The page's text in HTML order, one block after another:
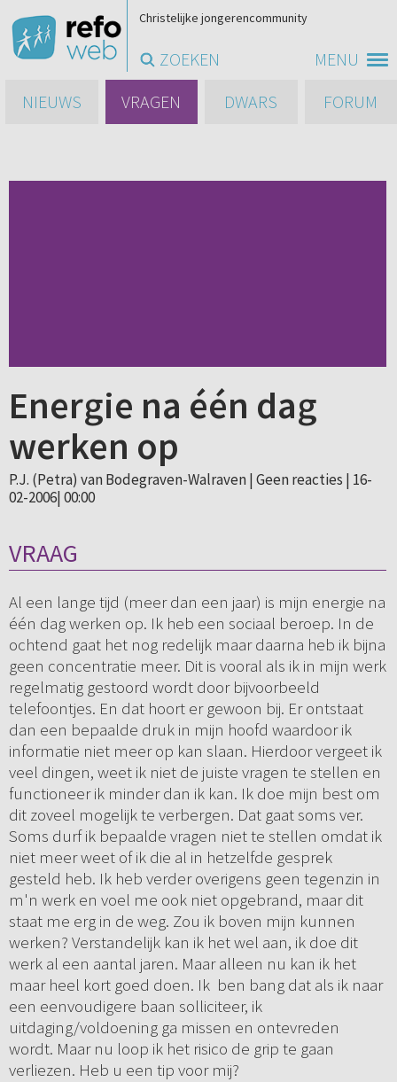
MENU
Christelijke jongerencommunity
ZOEKEN
NIEUWS
VRAGEN DWARS FORUM
Energie na één dag
werken op
P.J. (Petra) van Bodegraven-Walraven | Geen reacties | 16-
02-2006| 00:00
VRAAG
Al een lange tijd (meer dan een jaar) is mijn energie na
één dag werken op. Ik heb een sociaal beroep. In de
ochtend gaat het nog redelijk maar daarna heb ik bijna
geen concentratie meer. Dit is vooral als ik in mijn werk
regelmatig gestoord wordt door bijvoorbeeld
telefoontjes. En dat hoort er gewoon bij. Er ontstaat
dan een bepaalde druk in mijn hoofd waardoor ik
informatie niet meer op kan slaan. Hierdoor vergeet ik
veel dingen, weet ik niet de juiste vragen te stellen en
functioneer ik minder dan ik kan. Ik doe mijn best om
dit zoveel mogelijk te verbergen. Dat gaat soms ver.
Soms durf ik bepaalde vragen niet te stellen omdat ik
niet meer weet of ik die al in hetzelfde gesprek
gesteld heb. Ik heb verder overigens geen tegenzin in
m'n werk en voel me ook niet opgebrand, maar dit
staat me erg in de weg. Zou ik boven mijn kunnen
werken? Verstandelijk kan ik het wel aan, ik doe dit
werk al een aantal jaren. Maar alleen nu kan ik het
maar heel kort goed doen. Ik ben bang dat als ik naar
een eenvoudigere baan solliciteer, ik
uitdaging/voldoening ga missen en ontevreden
wordt. Maar nu loop ik het risico de grip te gaan
verliezen. Heb u een tip voor mij?